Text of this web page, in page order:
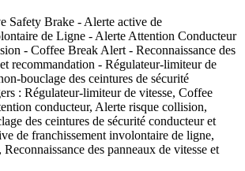
Safety Brake - Alerte active de
de Ligne - Alerte Attention Conducteur
- Coffee Break Alert - Reconnaissance des
recommandation - Régulateur-limiteur de
bouclage des ceintures de sécurité
: Régulateur-limiteur de vitesse, Coffee
conducteur, Alerte risque collision,
des ceintures de sécurité conducteur et
de franchissement involontaire de ligne,
des panneaux de vitesse et